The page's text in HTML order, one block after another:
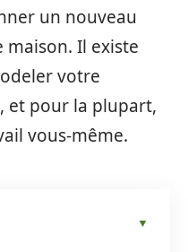
un nouveau
Il existe
votre
et pour la plupart,
vous-même.